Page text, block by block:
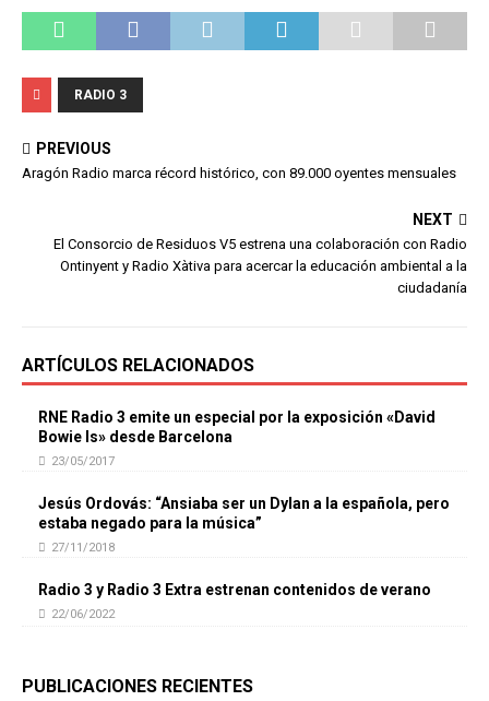
RADIO 3
PREVIOUS
Aragón Radio marca récord histórico, con 89.000 oyentes mensuales
NEXT
El Consorcio de Residuos V5 estrena una colaboración con Radio
Ontinyent y Radio Xàtiva para acercar la educación ambiental a la
ciudadanía
ARTÍCULOS RELACIONADOS
RNE Radio 3 emite un especial por la exposición «David
Bowie Is» desde Barcelona
23/05/2017
Jesús Ordovás: “Ansiaba ser un Dylan a la española, pero
estaba negado para la música”
27/11/2018
Radio 3 y Radio 3 Extra estrenan contenidos de verano
22/06/2022
PUBLICACIONES RECIENTES